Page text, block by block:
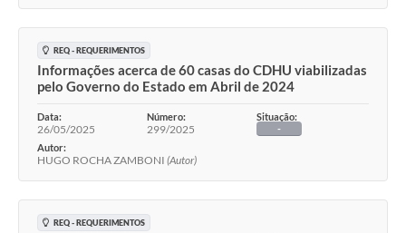
REQ - REQUERIMENTOS
Informações acerca de 60 casas do CDHU viabilizadas
pelo Governo do Estado em Abril de 2024
Data:
26/05/2025
Número:
299/2025
Situação:
-
Autor:
HUGO ROCHA ZAMBONI (Autor)
REQ - REQUERIMENTOS